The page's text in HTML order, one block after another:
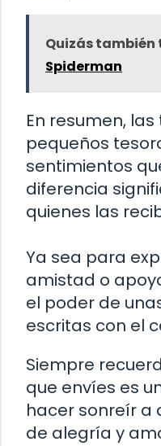
Quizás también
Spiderman
En resumen,
pequeños
sentimientos
diferencia
quienes las
Ya sea para
amistad o
el poder de
escritas con el
Siempre
que envíes es
hacer sonreír a
de alegría y